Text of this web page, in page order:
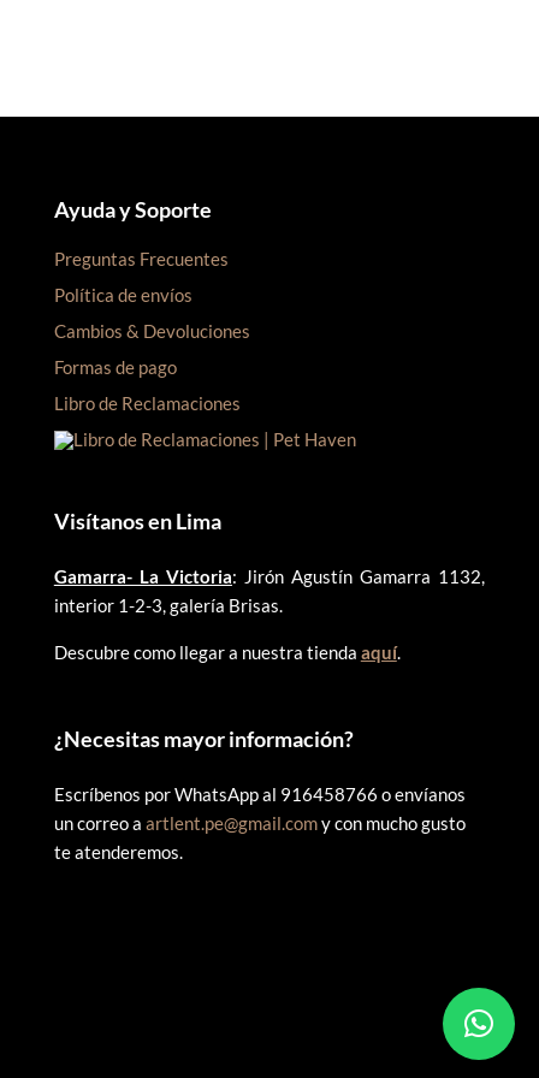
Ayuda y Soporte
Preguntas Frecuentes
Política de envíos
Cambios & Devoluciones
Formas de pago
Libro de Reclamaciones
Visítanos en Lima
Gamarra- La Victoria: Jirón Agustín Gamarra 1132,
interior 1-2-3, galería Brisas.
Descubre como llegar a nuestra tienda aquí.
¿Necesitas mayor información?
Escríbenos por WhatsApp al 916458766 o envíanos
un correo a artlent.pe@gmail.comy con mucho gusto
te atenderemos.
2025 ARTLENT PERÚ – RUC:20606409207 – Todos los